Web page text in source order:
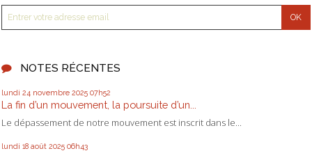
NOTES RÉCENTES
lundi 24 novembre 2025 07h52
La fin d’un mouvement, la poursuite d’un...
Le dépassement de notre mouvement est inscrit dans le...
lundi 18 août 2025 06h43